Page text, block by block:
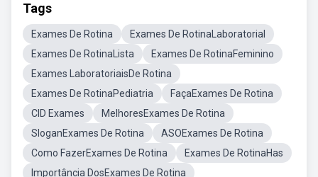
Tags
Exames De Rotina
Exames De RotinaLaboratorial
Exames De RotinaLista
Exames De RotinaFeminino
Exames LaboratoriaisDe Rotina
Exames De RotinaPediatria
FaçaExames De Rotina
CID Exames
MelhoresExames De Rotina
SloganExames De Rotina
ASOExames De Rotina
Como FazerExames De Rotina
Exames De RotinaHas
Importância DosExames De Rotina